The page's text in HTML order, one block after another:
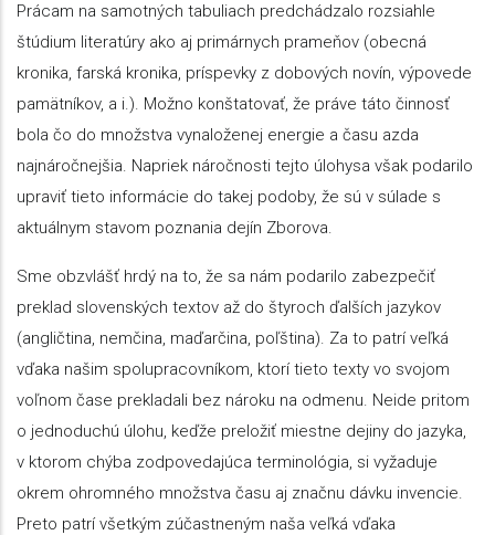
Prácam na samotných tabuliach predchádzalo rozsiahle
štúdium literatúry ako aj primárnych prameňov (obecná
kronika, farská kronika, príspevky z dobových novín, výpovede
pamätníkov, a i.). Možno konštatovať, že práve táto činnosť
bola čo do množstva vynaloženej energie a času azda
najnáročnejšia. Napriek náročnosti tejto úlohysa však podarilo
upraviť tieto informácie do takej podoby, že sú v súlade s
aktuálnym stavom poznania dejín Zborova.
Sme obzvlášť hrdý na to, že sa nám podarilo zabezpečiť
preklad slovenských textov až do štyroch ďalších jazykov
(angličtina, nemčina, maďarčina, poľština). Za to patrí veľká
vďaka našim spolupracovníkom, ktorí tieto texty vo svojom
voľnom čase prekladali bez nároku na odmenu. Neide pritom
o jednoduchú úlohu, keďže preložiť miestne dejiny do jazyka,
v ktorom chýba zodpovedajúca terminológia, si vyžaduje
okrem ohromného množstva času aj značnu dávku invencie.
Preto patrí všetkým zúčastneným naša veľká vďaka